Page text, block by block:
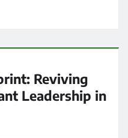
Reviving
Leadership in